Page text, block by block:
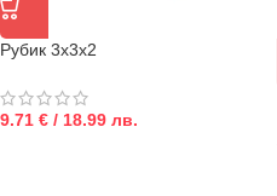
Рубик 3х3х2
9.71 € / 18.99 лв.